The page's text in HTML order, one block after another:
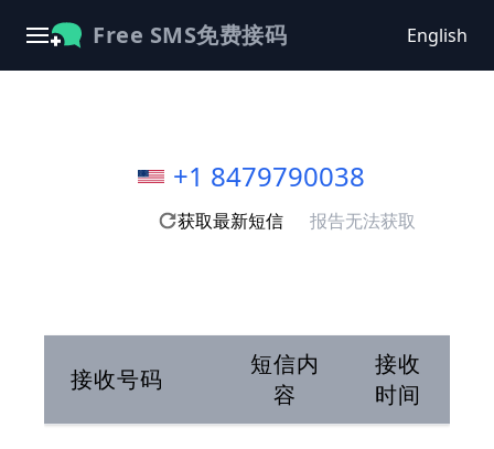
Free SMS免费接码 English
+1 8479790038
获取最新短信 报告无法获取
接收号码
短信内
容
接收
时间